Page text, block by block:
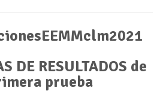
DE RESULTADOS de
prueba